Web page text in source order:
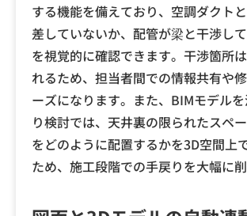
する機能を備えており、空調ダクト
差していないか、配管が梁と干渉し
を視覚的に確認できます。干渉箇所
れるため、担当者間での情報共有や
ーズになります。また、BIMモデル
り検討では、天井裏の限られたスペ
をどのように配置するかを3D空間上
ため、施工段階での手戻りを大幅に削